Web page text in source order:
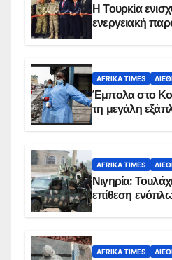
Η Τουρκία
ενεργειακή
AFRIKA TIMES
Έμπολα στο
τη μεγάλη
AFRIKA TIMES
Νιγηρία:
επίθεση
AFRIKA TIMES